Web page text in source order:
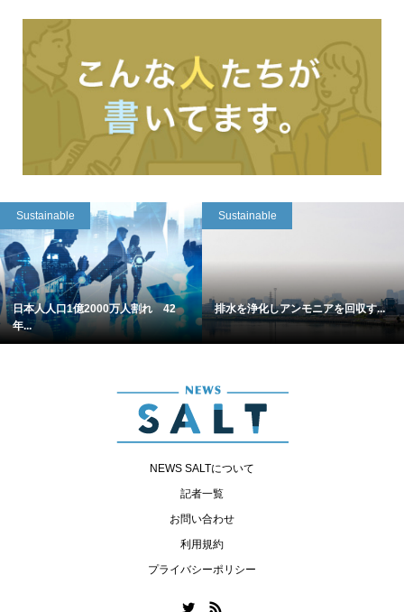
Sustainable
日本人人口1億2000万人割れ 42
年...
Sustainable
排水を浄化しアンモニアを回収す...
NEWS SALTについて
記者一覧
お問い合わせ
利用規約
プライバシーポリシー